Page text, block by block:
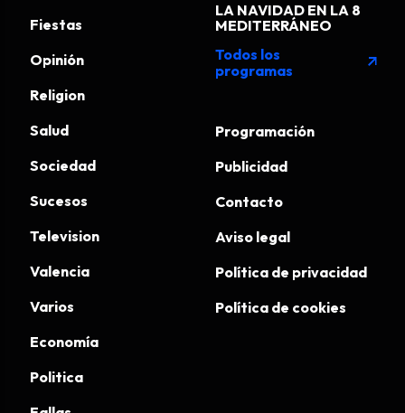
Fiestas
Opinión
Religion
Salud
Sociedad
Sucesos
Television
Valencia
Varios
Economía
Politica
LA NAVIDAD EN LA 8
MEDITERRÁNEO
Todos los
programas
arrow_outward
Programación
Publicidad
Contacto
Aviso legal
Política de privacidad
Política de cookies